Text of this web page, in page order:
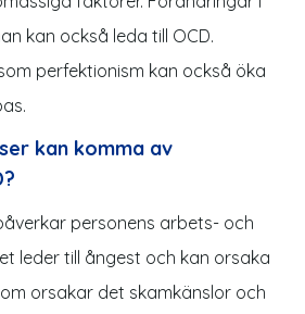
kan också leda till OCD.
perfektionism kan också öka
kan komma av
personens arbets- och
leder till ångest och kan orsaka
orsakar det skamkänslor och